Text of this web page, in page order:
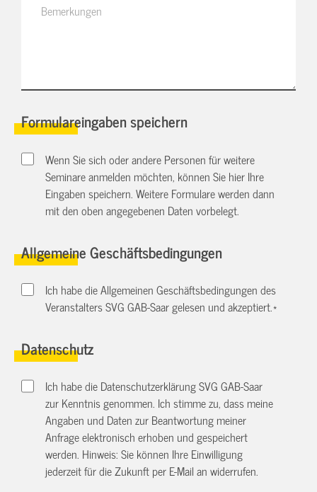
Formulareingaben speichern
Wenn Sie sich oder andere Personen für weitere
Seminare anmelden möchten, können Sie hier Ihre
Eingaben speichern. Weitere Formulare werden dann
mit den oben angegebenen Daten vorbelegt.
Allgemeine Geschäftsbedingungen
Ich habe die Allgemeinen Geschäftsbedingungen des
Veranstalters SVG GAB-Saar gelesen und akzeptiert.*
Datenschutz
Ich habe die Datenschutzerklärung SVG GAB-Saar
zur Kenntnis genommen. Ich stimme zu, dass meine
Angaben und Daten zur Beantwortung meiner
Anfrage elektronisch erhoben und gespeichert
werden. Hinweis: Sie können Ihre Einwilligung
jederzeit für die Zukunft per E-Mail anwiderrufen.